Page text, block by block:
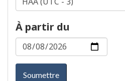
À partir du
Soumettre